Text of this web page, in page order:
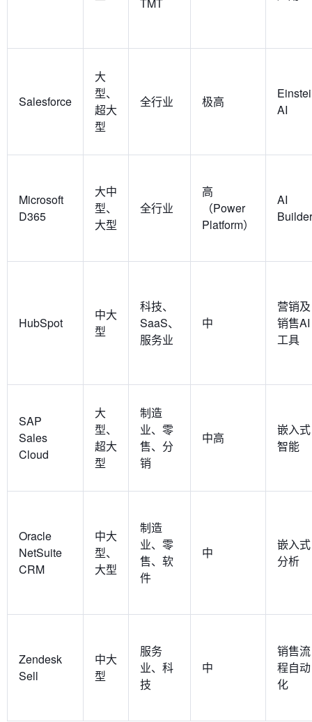
Salesforce
大
型、
超大
型
全行业 极高
AI
Microsoft
D365
大中
型、
大型
全行业
高
（Power
Platform）
AI
Builder
HubSpot
中大
型
科技、
SaaS、
服务业
中
营销及
销售AI
工具
SAP
Sales
Cloud
大
型、
超大
型
制造
业、零
售、分
销
中高
嵌入式
智能
Oracle
NetSuite
CRM
中大
型、
大型
制造
业、零
售、软
件
中
嵌入式
分析
Zendesk
Sell
中大
型
服务
业、科
技
中
销售流
程自动
化